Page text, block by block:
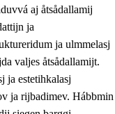
aj åtsådallamij
ja
ja ulmmelasj
valjes åtsådallamijt.
ja estetihkalasj
ja rijbadimev. Hábbmin